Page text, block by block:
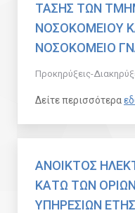
ΤΑΣΗΣ ΤΩΝ
ΝΟΣΟΚΟΜΕΙΟΥ
ΝΟΣΟΚΟΜΕΙΟ
Προκηρύξεις-
Δείτε περισσότερα
ΑΝΟΙΚΤΟΣ
ΚΑΤΩ ΤΩΝ
ΥΠΗΡΕΣΙΩΝ